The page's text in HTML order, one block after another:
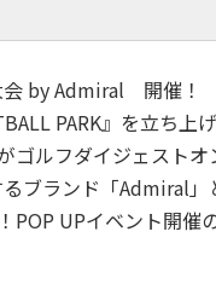
会 by Admiral 開催！
PARK』を立ち上
ルフダイジェストオ
ブランド「Admiral
UPイベント開催